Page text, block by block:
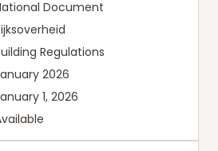
Document
Regulations
2026
1, 2026